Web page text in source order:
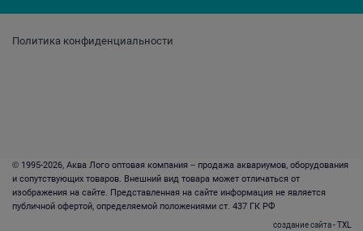
Политика конфиденциальности
© 1995-2026, Аква Лого оптовая компания – продажа аквариумов, оборудования
и сопутствующих товаров. Внешний вид товара может отличаться от
изображения на сайте. Представленная на сайте информация не является
публичной офертой, определяемой положениями ст. 437 ГК РФ
создание сайта- TXL